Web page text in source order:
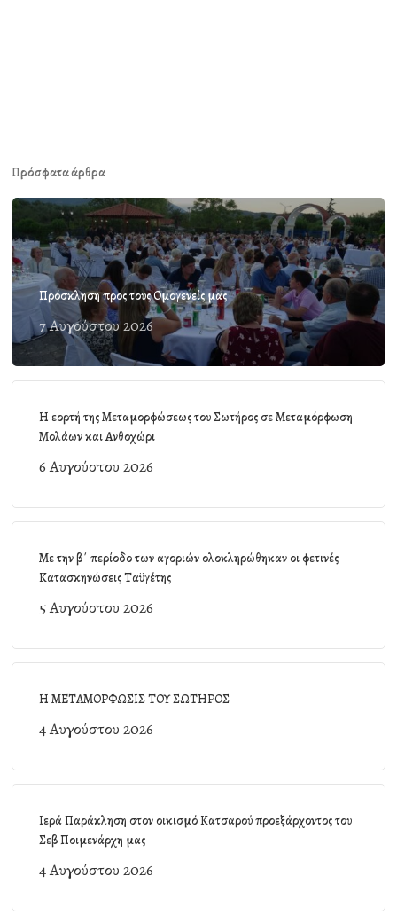
Πρόσφατα άρθρα
Πρόσκληση προς τους Ομογενείς μας
7 Αυγούστου 2026
Η εορτή της Μεταμορφώσεως του Σωτήρος σε Μεταμόρφωση
Μολάων και Ανθοχώρι
6 Αυγούστου 2026
Με την β΄ περίοδο των αγοριών ολοκληρώθηκαν οι φετινές
Κατασκηνώσεις Ταϋγέτης
5 Αυγούστου 2026
Η ΜΕΤΑΜΟΡΦΩΣΙΣ ΤΟΥ ΣΩΤΗΡΟΣ
4 Αυγούστου 2026
Ιερά Παράκληση στον οικισμό Κατσαρού προεξάρχοντος του
Σεβ Ποιμενάρχη μας
4 Αυγούστου 2026